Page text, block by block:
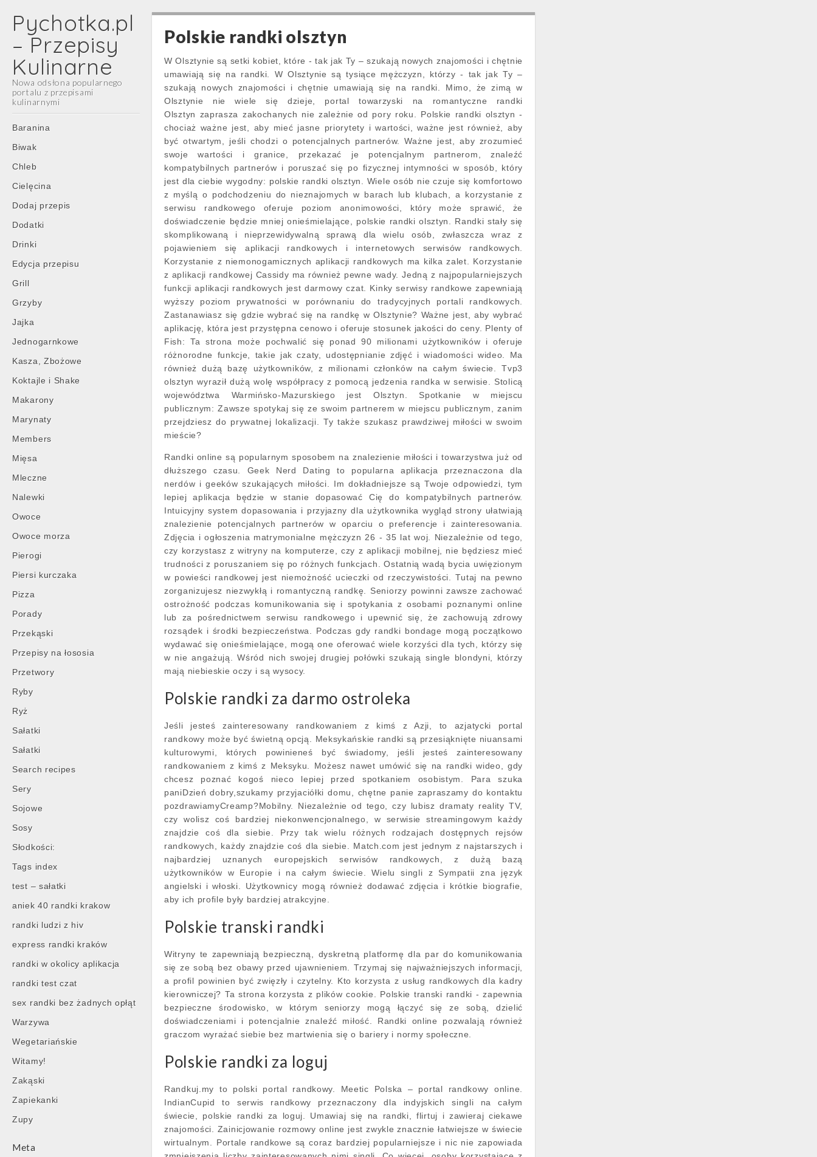
Pychotka.pl
– Przepisy
Kulinarne
Nowa odsłona popularnego
portalu z przepisami
kulinarnymi
Main
menu
Skip
content
Baranina
Biwak
Chleb
Cielęcina
Dodaj przepis
Dodatki
Drinki
Edycja przepisu
Grill
Grzyby
Jajka
Jednogarnkowe
Kasza, Zbożowe
Koktajle i Shake
Makarony
Marynaty
Members
Mięsa
Mleczne
Nalewki
Owoce
Owoce morza
Pierogi
Piersi kurczaka
Pizza
Porady
Przekąski
Przepisy na łososia
Przetwory
Ryby
Ryż
Sałatki
Sałatki
Search recipes
Sery
Sojowe
Sosy
Słodkości:
Tags index
test – sałatki
aniek 40 randki krakow
randki ludzi z hiv
express randki kraków
randki w okolicy aplikacja
randki test czat
sex randki bez żadnych opłąt
Warzywa
Wegetariańskie
Witamy!
Zakąski
Zapiekanki
Zupy
Meta
Polskie randki olsztyn
W Olsztynie są setki kobiet, które - tak jak Ty – szukają nowych znajomości i chętnie
umawiają się na randki. W Olsztynie są tysiące mężczyzn, którzy - tak jak Ty –
szukają nowych znajomości i chętnie umawiają się na randki. Mimo, że zimą w
Olsztynie nie wiele się dzieje, portal towarzyski na romantyczne randki
Olsztyn zaprasza zakochanych nie zależnie od pory roku. Polskie randki olsztyn -
chociaż ważne jest, aby mieć jasne priorytety i wartości, ważne jest również, aby
być otwartym, jeśli chodzi o potencjalnych partnerów. Ważne jest, aby zrozumieć
swoje wartości i granice, przekazać je potencjalnym partnerom, znaleźć
kompatybilnych partnerów i poruszać się po fizycznej intymności w sposób, który
jest dla ciebie wygodny: polskie randki olsztyn. Wiele osób nie czuje się komfortowo
z myślą o podchodzeniu do nieznajomych w barach lub klubach, a korzystanie z
serwisu randkowego oferuje poziom anonimowości, który może sprawić, że
doświadczenie będzie mniej onieśmielające, polskie randki olsztyn. Randki stały się
skomplikowaną i nieprzewidywalną sprawą dla wielu osób, zwłaszcza wraz z
pojawieniem się aplikacji randkowych i internetowych serwisów randkowych.
Korzystanie z niemonogamicznych aplikacji randkowych ma kilka zalet. Korzystanie
z aplikacji randkowej Cassidy ma również pewne wady. Jedną z najpopularniejszych
funkcji aplikacji randkowych jest darmowy czat. Kinky serwisy randkowe zapewniają
wyższy poziom prywatności w porównaniu do tradycyjnych portali randkowych.
Zastanawiasz się gdzie wybrać się na randkę w Olsztynie? Ważne jest, aby wybrać
aplikację, która jest przystępna cenowo i oferuje stosunek jakości do ceny. Plenty of
Fish: Ta strona może pochwalić się ponad 90 milionami użytkowników i oferuje
różnorodne funkcje, takie jak czaty, udostępnianie zdjęć i wiadomości wideo. Ma
również dużą bazę użytkowników, z milionami członków na całym świecie. Tvp3
olsztyn wyraził dużą wolę współpracy z pomocą jedzenia randka w serwisie. Stolicą
województwa Warmińsko-Mazurskiego jest Olsztyn. Spotkanie w miejscu
publicznym: Zawsze spotykaj się ze swoim partnerem w miejscu publicznym, zanim
przejdziesz do prywatnej lokalizacji. Ty także szukasz prawdziwej miłości w swoim
mieście?
Randki online są popularnym sposobem na znalezienie miłości i towarzystwa już od
dłuższego czasu. Geek Nerd Dating to popularna aplikacja przeznaczona dla
nerdów i geeków szukających miłości. Im dokładniejsze są Twoje odpowiedzi, tym
lepiej aplikacja będzie w stanie dopasować Cię do kompatybilnych partnerów.
Intuicyjny system dopasowania i przyjazny dla użytkownika wygląd strony ułatwiają
znalezienie potencjalnych partnerów w oparciu o preferencje i zainteresowania.
Zdjęcia i ogłoszenia matrymonialne mężczyzn 26 - 35 lat woj. Niezależnie od tego,
czy korzystasz z witryny na komputerze, czy z aplikacji mobilnej, nie będziesz mieć
trudności z poruszaniem się po różnych funkcjach. Ostatnią wadą bycia uwięzionym
w powieści randkowej jest niemożność ucieczki od rzeczywistości. Tutaj na pewno
zorganizujesz niezwykłą i romantyczną randkę. Seniorzy powinni zawsze zachować
ostrożność podczas komunikowania się i spotykania z osobami poznanymi online
lub za pośrednictwem serwisu randkowego i upewnić się, że zachowują zdrowy
rozsądek i środki bezpieczeństwa. Podczas gdy randki bondage mogą początkowo
wydawać się onieśmielające, mogą one oferować wiele korzyści dla tych, którzy się
w nie angażują. Wśród nich swojej drugiej połówki szukają single blondyni, którzy
mają niebieskie oczy i są wysocy.
Polskie randki za darmo ostroleka
Jeśli jesteś zainteresowany randkowaniem z kimś z Azji, to azjatycki portal
randkowy może być świetną opcją. Meksykańskie randki są przesiąknięte niuansami
kulturowymi, których powinieneś być świadomy, jeśli jesteś zainteresowany
randkowaniem z kimś z Meksyku. Możesz nawet umówić się na randki wideo, gdy
chcesz poznać kogoś nieco lepiej przed spotkaniem osobistym. Para szuka
paniDzień dobry,szukamy przyjaciółki domu, chętne panie zapraszamy do kontaktu
pozdrawiamyCreamp?Mobilny. Niezależnie od tego, czy lubisz dramaty reality TV,
czy wolisz coś bardziej niekonwencjonalnego, w serwisie streamingowym każdy
znajdzie coś dla siebie. Przy tak wielu różnych rodzajach dostępnych rejsów
randkowych, każdy znajdzie coś dla siebie. Match.com jest jednym z najstarszych i
najbardziej uznanych europejskich serwisów randkowych, z dużą bazą
użytkowników w Europie i na całym świecie. Wielu singli z Sympatii zna język
angielski i włoski. Użytkownicy mogą również dodawać zdjęcia i krótkie biografie,
aby ich profile były bardziej atrakcyjne.
Polskie transki randki
Witryny te zapewniają bezpieczną, dyskretną platformę dla par do komunikowania
się ze sobą bez obawy przed ujawnieniem. Trzymaj się najważniejszych informacji,
a profil powinien być zwięzły i czytelny. Kto korzysta z usług randkowych dla kadry
kierowniczej? Ta strona korzysta z plików cookie. Polskie transki randki - zapewnia
bezpieczne środowisko, w którym seniorzy mogą łączyć się ze sobą, dzielić
doświadczeniami i potencjalnie znaleźć miłość. Randki online pozwalają również
graczom wyrażać siebie bez martwienia się o bariery i normy społeczne.
Polskie randki za loguj
Randkuj.my to polski portal randkowy. Meetic Polska – portal randkowy online.
IndianCupid to serwis randkowy przeznaczony dla indyjskich singli na całym
świecie, polskie randki za loguj. Umawiaj się na randki, flirtuj i zawieraj ciekawe
znajomości. Zainicjowanie rozmowy online jest zwykle znacznie łatwiejsze w świecie
wirtualnym. Portale randkowe są coraz bardziej popularniejsze i nic nie zapowiada